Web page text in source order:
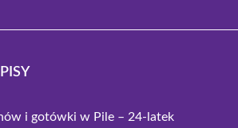
i gotówki w Pile – 24-latek